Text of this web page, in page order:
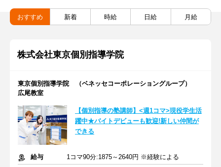
おすすめ 新着 時給 日給 月給
株式会社東京個別指導学院
東京個別指導学院 （ベネッセコーポレーショングループ）
広尾教室
【個別指導の塾講師】<週1コマ>現役学生活
躍中★バイトデビューも歓迎!新しい仲間が
できる
給与
1コマ90分:1875～2640円 ※経験による